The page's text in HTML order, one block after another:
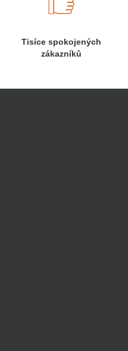
Tisíce spokojených
zákazníků